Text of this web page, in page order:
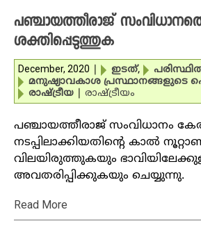
പഞ്ചായത്തീരാജ്
ശക്തിപ്പെടുത്തുക
December, 2020 ഇടത്,
മനുഷ്യാവകാശ പ്രസ്ഥാനങ്ങളുടെ
രാഷ്ട്രീയ
രാഷ്ട്രീയം
പഞ്ചായത്തീരാജ് സംവിധാനം
നടപ്പിലാക്കിയതിന്റെ കാല്‍
വിലയിരുത്തുകയും
അവതരിപ്പിക്കുകയും ചെയ്യുന്നു.
Read More